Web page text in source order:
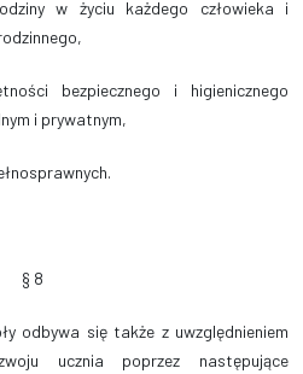
w życiu każdego człowieka i
bezpiecznego i higienicznego
i prywatnym,
§ 8
odbywa się także z uwzględnieniem
ucznia poprzez następujące